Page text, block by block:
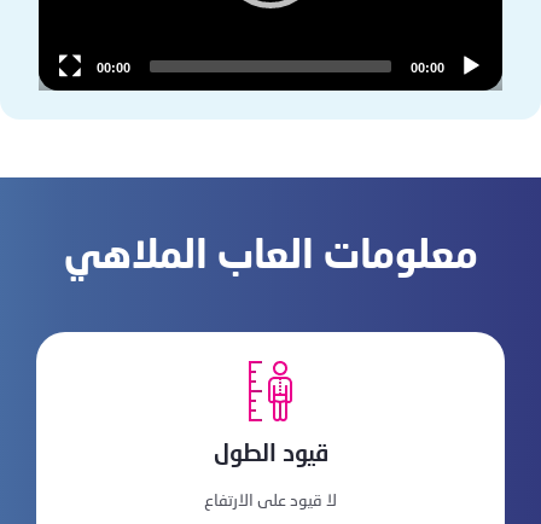
00:00
00:00
معلومات العاب الملاهي
قيود الطول
لا قيود على الارتفاع